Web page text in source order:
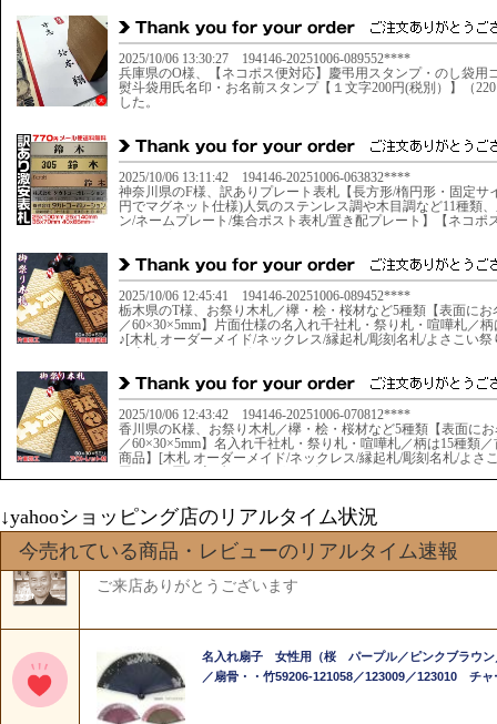
↓yahooショッピング店のリアルタイム状況